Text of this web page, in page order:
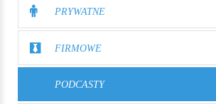
PRYWATNE
FIRMOWE
PODCASTY